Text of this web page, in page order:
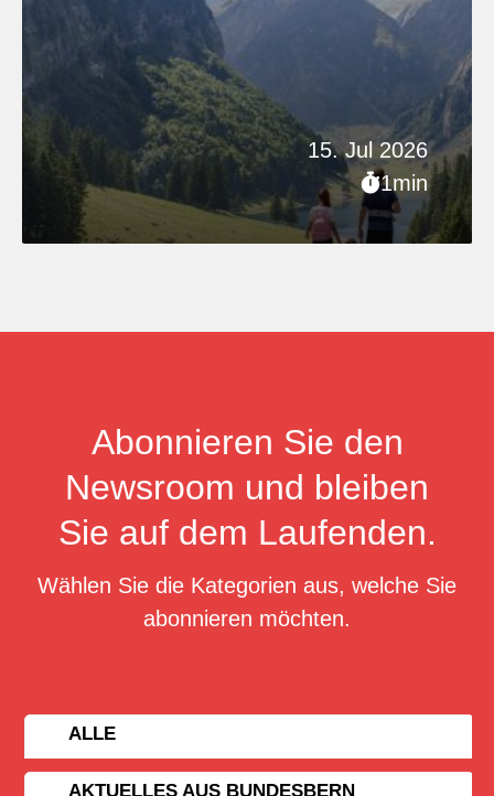
15. Jul 2026
1min
Abonnieren Sie den
Newsroom und bleiben
Sie auf dem Laufenden.
Wählen Sie die Kategorien aus, welche Sie
abonnieren möchten.
ALLE
AKTUELLES AUS BUNDESBERN